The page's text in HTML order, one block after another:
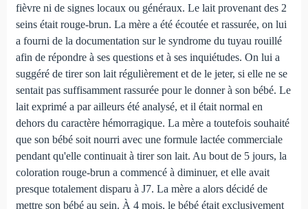
fièvre ni de signes locaux ou généraux. Le lait provenant des 2
seins était rouge-brun. La mère a été écoutée et rassurée, on lui
a fourni de la documentation sur le syndrome du tuyau rouillé
afin de répondre à ses questions et à ses inquiétudes. On lui a
suggéré de tirer son lait régulièrement et de le jeter, si elle ne se
sentait pas suffisamment rassurée pour le donner à son bébé. Le
lait exprimé a par ailleurs été analysé, et il était normal en
dehors du caractère hémorragique. La mère a toutefois souhaité
que son bébé soit nourri avec une formule lactée commerciale
pendant qu'elle continuait à tirer son lait. Au bout de 5 jours, la
coloration rouge-brun a commencé à diminuer, et elle avait
presque totalement disparu à J7. La mère a alors décidé de
mettre son bébé au sein. À 4 mois, le bébé était exclusivement